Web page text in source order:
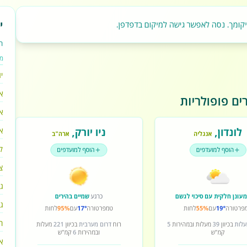
נסה לאפשר גישה למיקום בדפדפן.
פופולריות
לונדון, אנגליה
הוסף למועדפים
חלקית עם סיכוי לגשם
19°עם55%לחות
בכיוון39מעלות ובמהירות 5
קמ"ש
ניו יורק, ארה"ב
הוסף למועדפים
כרגעשמיים בהירים
טמפרטורה17°עם95%לחות
רוח דרום מערביתבכיוון 221מעלות
ובמהירות6קמ"ש